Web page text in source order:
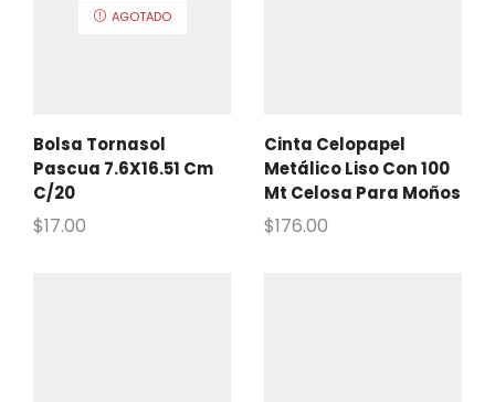
AGOTADO
Bolsa Tornasol
Pascua 7.6X16.51 Cm
C/20
$17.00
Cinta Celopapel
Metálico Liso Con 100
Mt Celosa Para Moños
$176.00